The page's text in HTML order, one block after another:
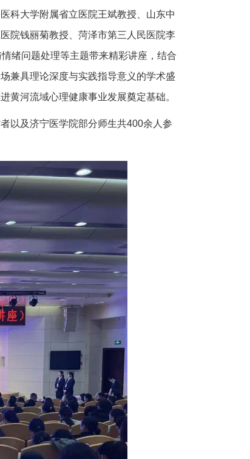
科大学附属省立医院王斌教授、山东中
院钱丽菊教授、菏泽市第三人民医院李
绪问题处理等主题带来精彩讲座，结合
兼具理论深度与实践指导意义的学术盛
黄河流域心理健康事业发展奠定基础。
以及济宁医学院部分师生共400余人参